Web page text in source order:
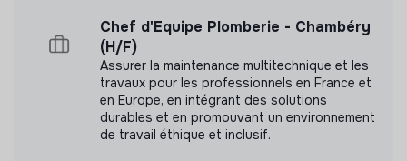
Labels et certifications
Référencé par Shift Your Job.
Chef d'Equipe Plomberie - Chambéry
(H/F)
Assurer la maintenance multitechnique et les
travaux pour les professionnels en France et
en Europe, en intégrant des solutions
durables et en promouvant un environnement
de travail éthique et inclusif.